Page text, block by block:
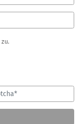
zu.